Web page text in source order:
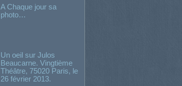
A Chaque jour sa
photo…
Un oeil sur Julos
Beaucarne. Vingtième
Théâtre, 75020 Paris, le
26 février 2013.